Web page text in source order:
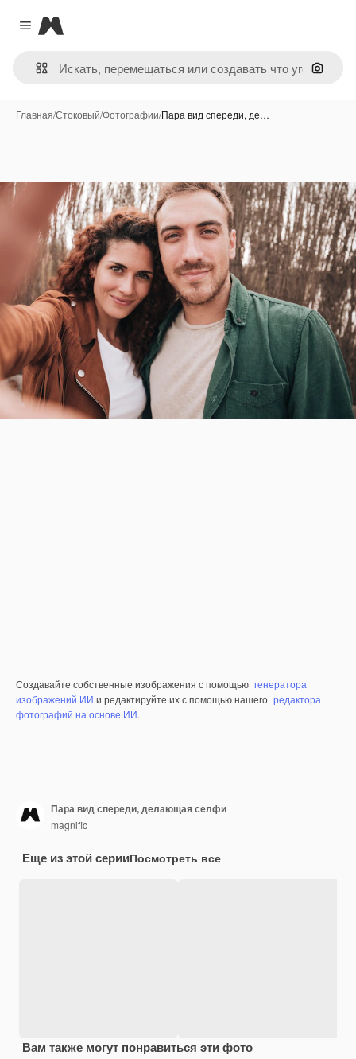
Close menu
Magnific
Поиск
Главная/Стоковый/Фотографии/Пара вид спереди, де…
Создавайте собственные изображения с помощью генератора
изображений ИИ и редактируйте их с помощью нашего редактора
фотографий на основе ИИ.
Пара вид спереди, делающая селфи
magnific
Еще из этой серииПосмотреть все
Вам также могут понравиться эти фото